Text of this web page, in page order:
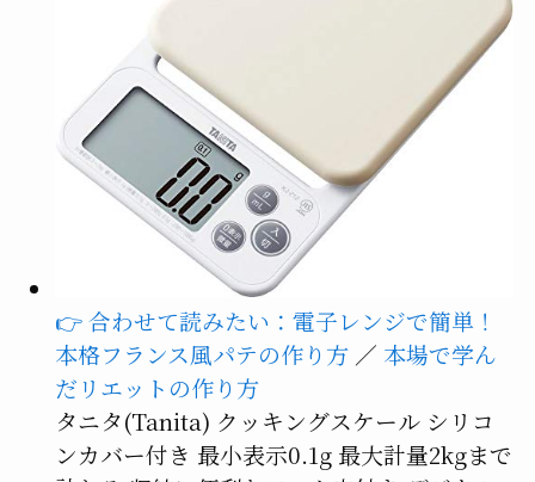
👉 合わせて読みたい：電子レンジで簡単！
本格フランス風パテの作り方 ／ 本場で学ん
だリエットの作り方
タニタ(Tanita) クッキングスケール シリコ
ンカバー付き 最小表示0.1g 最大計量2kgまで